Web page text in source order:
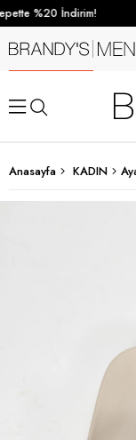
%20 İndirim!
Anasayfa KADIN